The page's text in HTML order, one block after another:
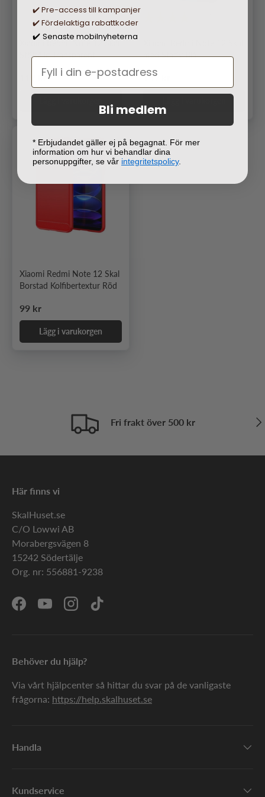
Xiaomi Redmi Note 12 Skal
Stöttålig Transparent
Ordinarie pris
119 kr
med Stativ Blå
Ordinarie pris
149 kr
Xiaomi Redmi Note 12 Skal
Borstad Kolfibertextur Röd
Ordinarie pris
99 kr
Lägg i varukorgen
Fri frakt över 500 kr
Här finns vi
SkalHuset.se
C/O Lowwi AB
Morabergsvägen 8
15242 Södertälje
Org. nr: 556881-9238
FacebookYouTubeInstagramTikTok
Behöver du hjälp?
Via vårt hjälpcenter så hittar du svar på de vanligaste
frågorna: https://help.skalhuset.se
Handla
Kundservice
✔️ Pre-access till kampanjer
✔️ Fördelaktiga rabattkoder
✔️ Senaste mobilnyheterna
Bli medlem
* Erbjudandet gäller ej på begagnat. För mer
information om hur vi behandlar dina
personuppgifter, se vår integritetspolicy.